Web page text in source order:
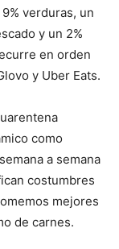
verduras, un
y un 2%
en orden
y Uber Eats.
como
a semana
costumbres
mejores
de carnes.